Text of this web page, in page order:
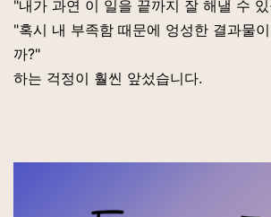
"내가 과연 이 일을 끝까지 잘 해낼 수 있
"혹시 내 부족함 때문에 엉성한 결과물
까?"
하는 걱정이 훨씬 앞섰습니다.